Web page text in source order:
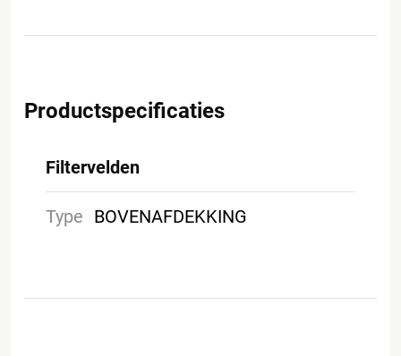
Productspecificaties
Filtervelden
Type BOVENAFDEKKING